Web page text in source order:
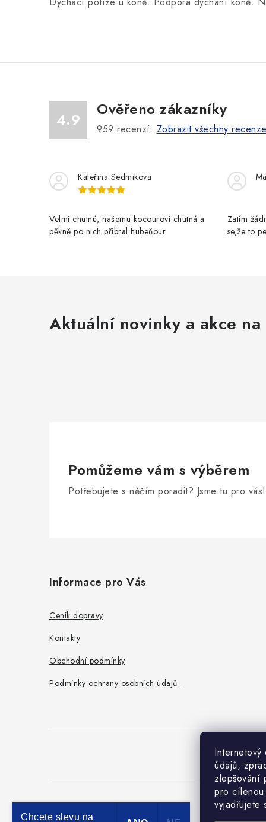
údajů,
zlepšování
pro cílenou
vyjadřujete
p
v
k
y
v
u
4.9
Ověřeno zákazníky
959 recenzí. Zobrazit všechny recenze
Kateřina Sedmikova
Velmi chutné, našemu kocourovi chutná a
pěkně po nich přibral hubeňour.
Zatím
se,že to
Aktuální novinky a akce na
Pomůžeme vám s výběrem
Potřebujete s něčím poradit? Jsme tu pro vás!
Informace pro Vás
Ceník dopravy
Kontakty
Obchodní podmínky
Podmínky ochrany osobních údajů
Chcete slevu na